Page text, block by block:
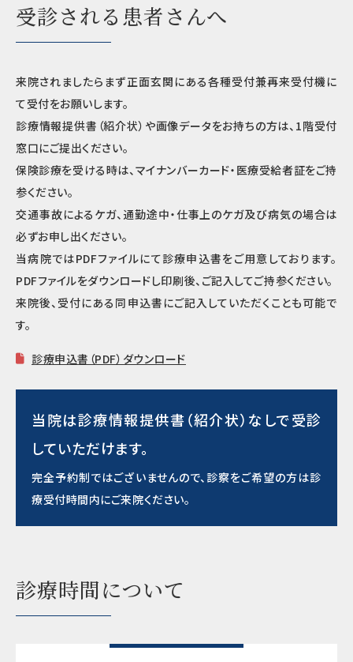
受診される患者さんへ
来院されましたらまず正面玄関にある各種受付兼再来受付機に
て受付をお願いします。
診療情報提供書（紹介状）や画像データをお持ちの方は、1階受付
窓口にご提出ください。
保険診療を受ける時は、マイナンバーカード・医療受給者証をご持
参ください。
交通事故によるケガ、通勤途中・仕事上のケガ及び病気の場合は
必ずお申し出ください。
当病院ではPDFファイルにて診療申込書をご用意しております。
PDFファイルをダウンロードし印刷後、ご記入してご持参ください。
来院後、受付にある同申込書にご記入していただくことも可能で
す。
診療申込書（PDF）ダウンロード
当院は診療情報提供書（紹介状）なしで受診
していただけます。
完全予約制ではございませんので、診察をご希望の方は診
療受付時間内にご来院ください。
診療時間について